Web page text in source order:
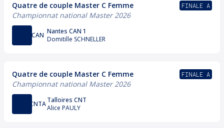
Quatre de couple Master C Femme
Championnat national Master 2026
FINALE A
CAN Nantes CAN 1
Domitille SCHNELLER
Quatre de couple Master C Femme
Championnat national Master 2026
FINALE A
CNTA Talloires CNT
Alice PAULY